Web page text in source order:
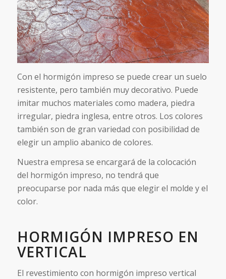
Con el hormigón impreso se puede crear un suelo
resistente, pero también muy decorativo. Puede
imitar muchos materiales como madera, piedra
irregular, piedra inglesa, entre otros. Los colores
también son de gran variedad con posibilidad de
elegir un amplio abanico de colores.
Nuestra empresa se encargará de la colocación
del hormigón impreso, no tendrá que
preocuparse por nada más que elegir el molde y el
color.
HORMIGÓN IMPRESO EN
VERTICAL
El revestimiento con hormigón impreso vertical